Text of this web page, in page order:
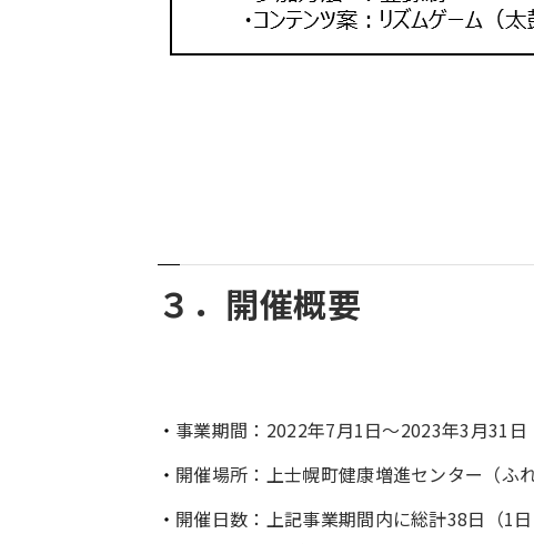
３．開催概要
事業期間：2022年7月1日～2023年3月31日
開催場所：上士幌町健康増進センター（ふ
開催日数：上記事業期間内に総計38日（1